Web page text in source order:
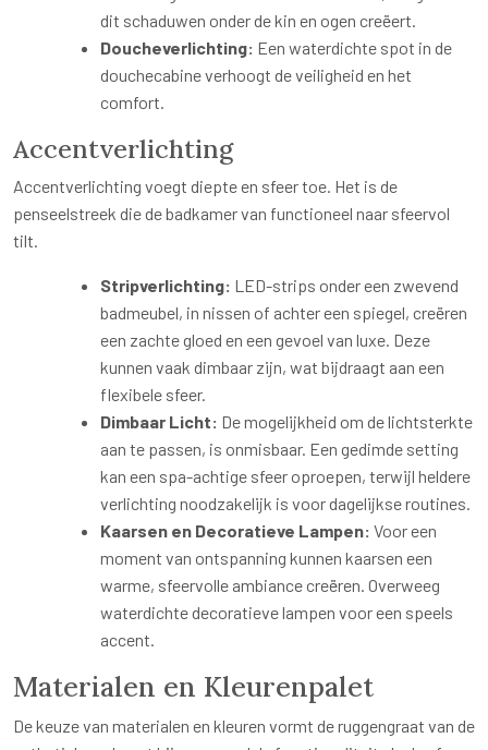
dit schaduwen onder de kin en ogen creëert.
Doucheverlichting: Een waterdichte spot in de
douchecabine verhoogt de veiligheid en het
comfort.
Accentverlichting
Accentverlichting voegt diepte en sfeer toe. Het is de
penseelstreek die de badkamer van functioneel naar sfeervol
tilt.
Stripverlichting: LED-strips onder een zwevend
badmeubel, in nissen of achter een spiegel, creëren
een zachte gloed en een gevoel van luxe. Deze
kunnen vaak dimbaar zijn, wat bijdraagt aan een
flexibele sfeer.
Dimbaar Licht: De mogelijkheid om de lichtsterkte
aan te passen, is onmisbaar. Een gedimde setting
kan een spa-achtige sfeer oproepen, terwijl heldere
verlichting noodzakelijk is voor dagelijkse routines.
Kaarsen en Decoratieve Lampen: Voor een
moment van ontspanning kunnen kaarsen een
warme, sfeervolle ambiance creëren. Overweeg
waterdichte decoratieve lampen voor een speels
accent.
Materialen en Kleurenpalet
De keuze van materialen en kleuren vormt de ruggengraat van de